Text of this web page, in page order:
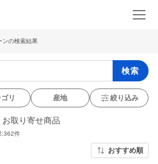
ンの検索結果
検索
リ 産地 絞り込み
取り寄せ商品
:362件
おすすめ順